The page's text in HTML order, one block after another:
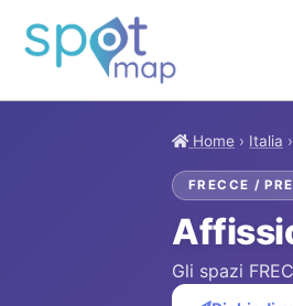
Home › Italia ›
FRECCE /
Gli spazi